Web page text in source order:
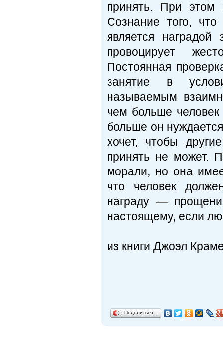
принять. При этом
Сознание того,
является
провоцирует
Постоянная
занятие в
называемым
чем больше человек
больше он
хочет, чтобы
принять не может.
морали, но она
что человек
награду —
настоящему, если
из книги Джоэл
Поделиться…